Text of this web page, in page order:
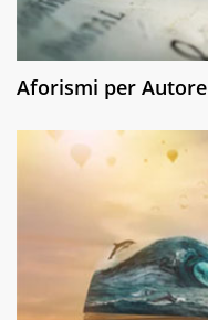
Aforismi per Autore